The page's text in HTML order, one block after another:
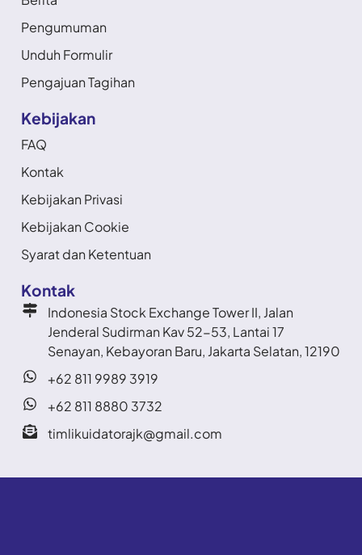
Pengumuman
Unduh Formulir
Pengajuan Tagihan
Kebijakan
FAQ
Kontak
Kebijakan Privasi
Kebijakan Cookie
Syarat dan Ketentuan
Kontak
Indonesia Stock Exchange Tower II, Jalan
Jenderal Sudirman Kav 52-53, Lantai 17
Senayan, Kebayoran Baru, Jakarta Selatan, 12190
+62 811 9989 3919
+62 811 8880 3732
timlikuidatorajk@gmail.com